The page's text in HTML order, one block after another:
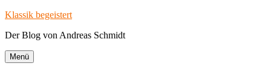
Zum
springen
Klassik begeistert
Der Blog von Andreas Schmidt
Menü